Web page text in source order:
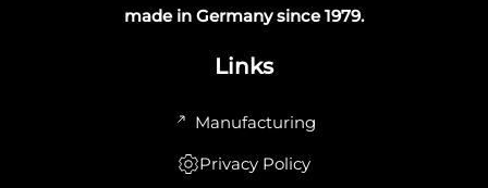
made in Germany since 1979.
Links
Manufacturing
Privacy Policy